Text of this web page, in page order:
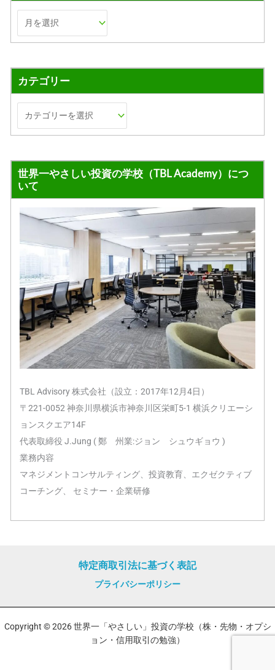
カテゴリー
世界一やさしい投資の学校（TBL Academy）につ
いて
TBL Advisory 株式会社（設立：2017年12月4日）
〒221-0052 神奈川県横浜市神奈川区栄町5-1 横浜クリエーシ
ョンスクエア14F
代表取締役 J.Jung ( 鄭 州業:ジョン シュウギョウ )
業務内容
マネジメントコンサルティング、投資教育、エクゼクティブ
コーチング、 セミナー・企業研修
特定商取引法に基づく表記
プライバシーポリシー
Copyright © 2026 世界一「やさしい」投資の学校（株・先物・オプシ
ョン・信用取引の勉強）